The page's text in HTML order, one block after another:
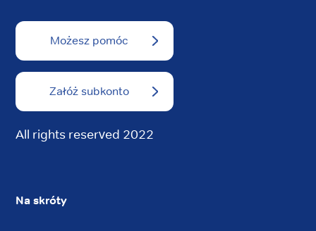
Możesz pomóc
Załóż subkonto
All rights reserved 2022
Na skróty